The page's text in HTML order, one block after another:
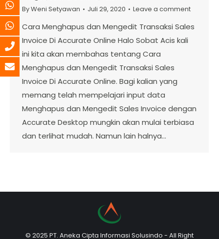
ByWeni Setyawan Juli 29, 2020 Leave a comment
Cara Menghapus dan Mengedit Transaksi Sales
Invoice Di Accurate Online Halo Sobat Acis kali
ini kita akan membahas tentang Cara
Menghapus dan Mengedit Transaksi Sales
Invoice Di Accurate Online. Bagi kalian yang
memang telah mempelajari input data
Menghapus dan Mengedit Sales Invoice dengan
Accurate Desktop mungkin akan mulai terbiasa
dan terlihat mudah. Namun lain halnya…
© 2025 PT. Aneka Cipta Informasi Solusindo - All Right